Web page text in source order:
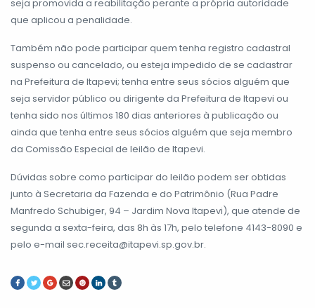
seja promovida a reabilitação perante a própria autoridade
que aplicou a penalidade.
Também não pode participar quem tenha registro cadastral
suspenso ou cancelado, ou esteja impedido de se cadastrar
na Prefeitura de Itapevi; tenha entre seus sócios alguém que
seja servidor público ou dirigente da Prefeitura de Itapevi ou
tenha sido nos últimos 180 dias anteriores à publicação ou
ainda que tenha entre seus sócios alguém que seja membro
da Comissão Especial de leilão de Itapevi.
Dúvidas sobre como participar do leilão podem ser obtidas
junto à Secretaria da Fazenda e do Patrimônio (Rua Padre
Manfredo Schubiger, 94 – Jardim Nova Itapevi), que atende de
segunda a sexta-feira, das 8h às 17h, pelo telefone 4143-8090 e
pelo e-mail sec.receita@itapevi.sp.gov.br.